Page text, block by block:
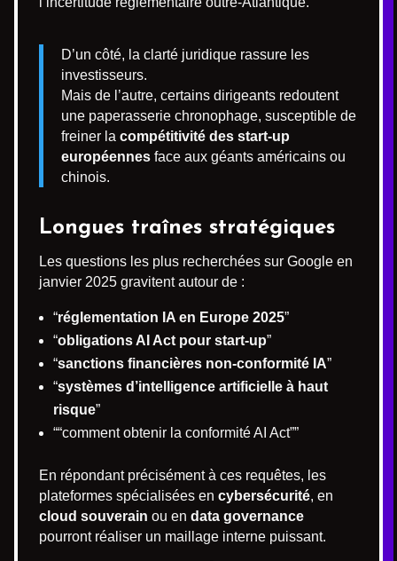
D’un côté, la clarté juridique rassure les
investisseurs.
Mais de l’autre, certains dirigeants redoutent
une paperasserie chronophage, susceptible de
freiner la compétitivité des start-up
européennes face aux géants américains ou
chinois.
Longues traînes stratégiques
Les questions les plus recherchées sur Google en
janvier 2025 gravitent autour de :
“réglementation IA en Europe 2025”
“obligations AI Act pour start-up”
“sanctions financières non-conformité IA”
“systèmes d’intelligence artificielle à haut
risque”
““comment obtenir la conformité AI Act””
En répondant précisément à ces requêtes, les
plateformes spécialisées en cybersécurité, en
cloud souverain ou en data governance
pourront réaliser un maillage interne puissant.